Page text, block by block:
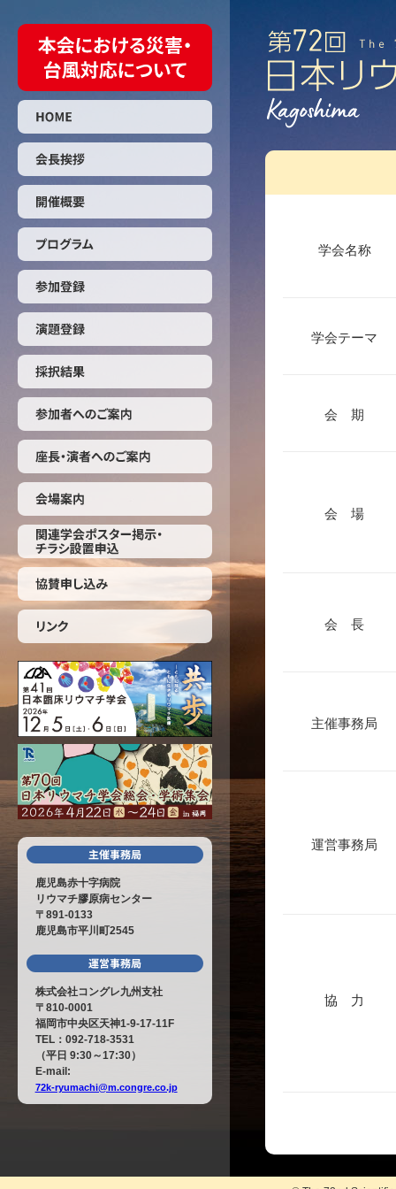
鹿児島赤十字病院
リウマチ膠原病センター
〒891-0133
鹿児島市平川町2545
株式会社コングレ九州支社
〒810-0001
福岡市中央区天神1-9-17-11F
TEL：092-718-3531
（平日 9:30～17:30）
E-mail:
72k-ryumachi@m.congre.co.jp
学会名称
学会テーマ
会 期
会 場
会 長
主催事務局
運営事務局
協 力